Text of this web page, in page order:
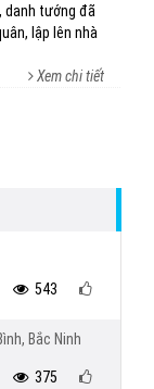
, danh tướng đã
lập lên nhà
Xem chi tiết
543
Bắc Ninh
375